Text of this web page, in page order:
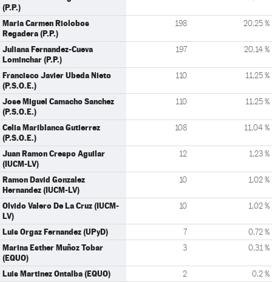
(P.P.)
Maria Carmen Riolobos
Regadera (P.P.)
198 20,25 %
Juliana Fernandez-Cueva
Lominchar (P.P.)
197 20,14 %
Francisco Javier Ubeda Nieto
(P.S.O.E.)
110 11,25 %
Jose Miguel Camacho Sanchez
(P.S.O.E.)
110 11,25 %
Celia Mariblanca Gutierrez
(P.S.O.E.)
108 11,04 %
Juan Ramon Crespo Aguilar
(IUCM-LV)
12 1,23 %
Ramon David Gonzalez
Hernandez (IUCM-LV)
10 1,02 %
Olvido Valero De La Cruz (IUCM-
LV)
10 1,02 %
Luis Orgaz Fernandez (UPyD) 7 0,72 %
Marina Esther Muñoz Tobar
(EQUO)
3 0,31 %
Luis Martinez Ontalba (EQUO) 2 0,2 %